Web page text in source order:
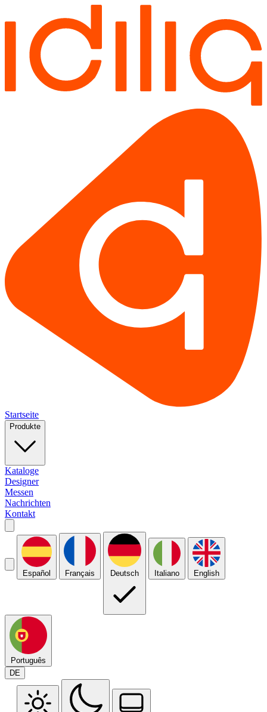
Startseite
Produkte
Kataloge
Designer
Messen
Nachrichten
Kontakt
Español Français Deutsch Italiano English
Português
DE